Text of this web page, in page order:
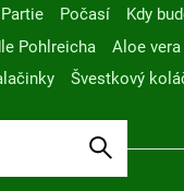
Partie Počasí Kdy
Pohlreicha Aloe vera
Švestkový